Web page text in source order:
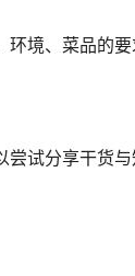
境、菜品的要
试分享干货